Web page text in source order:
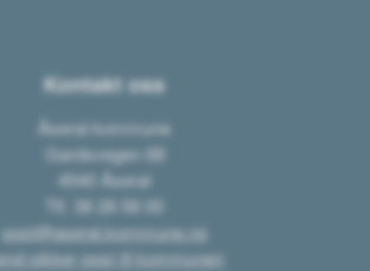
Kontakt oss
Åseral kommune
Gardsvegen 68
4540 Åseral
Tlf. 38 28 58 00
post@aseral.kommune.no
sikker post til kommunen